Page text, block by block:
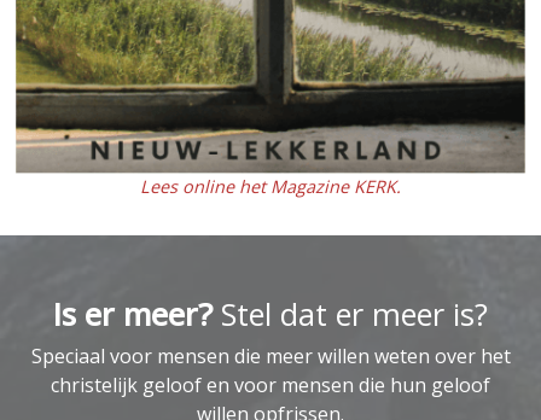
Lees online het Magazine KERK.
Is er meer?Stel dat er meer is?
Speciaal voor mensen die meer willen weten over het
christelijk geloof en voor mensen die hun geloof
willen opfrissen.